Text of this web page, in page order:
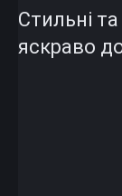
Стильні та
яскраво